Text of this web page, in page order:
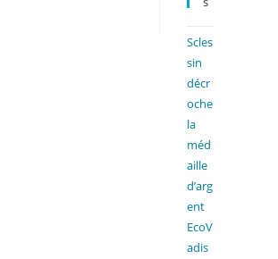
Scles
sin
décr
oche
la
méd
aille
d’arg
ent
EcoV
adis